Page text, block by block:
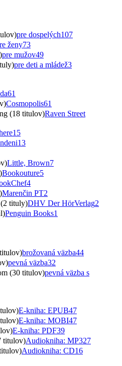
pre dospelých107
ženy73
pre mužov49
pre deti a mládež3
61
Cosmopolis61
(18 titulov)Raven Street
15
13
Little, Brown7
Bookouture5
4
Marenčin PT2
tituly)DHV Der HörVerlag2
Penguin Books1
brožovaná väzba44
pevná väzba32
(30 titulov)pevná väzba s
E-kniha: EPUB47
E-kniha: MOBI47
E-kniha: PDF39
titulov)Audiokniha: MP327
Audiokniha: CD16